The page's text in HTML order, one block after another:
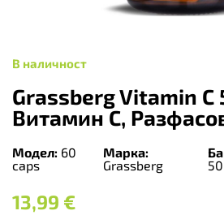
В наличност
Grassberg Vitamin C
Витамин C,
Модел: 60
caps
Марка:
Grassberg
13,99 €